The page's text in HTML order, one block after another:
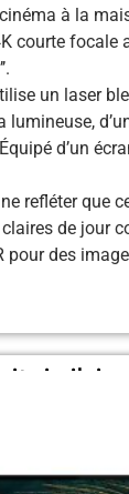
à la
courte focale
un laser
d’un
refléter que
de jour
pour des